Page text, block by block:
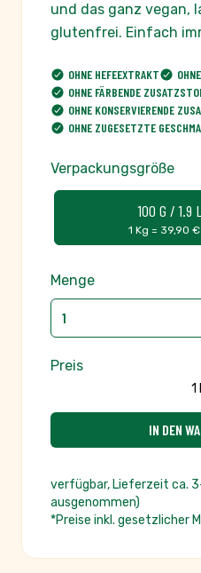
und das ganz vegan,
glutenfrei. Einfach
OHNE HEFEEXTRAKT
OHNE FÄRBENDE
OHNE KONSERVIERENDE
OHNE ZUGESETZTE
Verpackungsgröße
100 G / 1.9 L
1 Kg = 39,90
Menge
Preis
1
IN DEN
verfügbar, Lieferzeit ca.
ausgenommen)
*Preise inkl. gesetzlicher